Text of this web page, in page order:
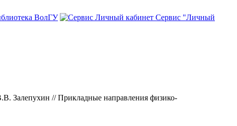
ВолГУ
Сервис "Личный
Залепухин // Прикладные направления физико-